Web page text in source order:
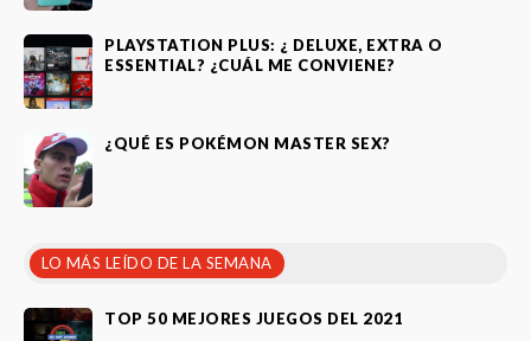
PLAYSTATION PLUS: ¿ DELUXE, EXTRA O
ESSENTIAL? ¿CUÁL ME CONVIENE?
¿QUÉ ES POKÉMON MASTER SEX?
LO MÁS LEÍDO DE LA SEMANA
TOP 50 MEJORES JUEGOS DEL 2021